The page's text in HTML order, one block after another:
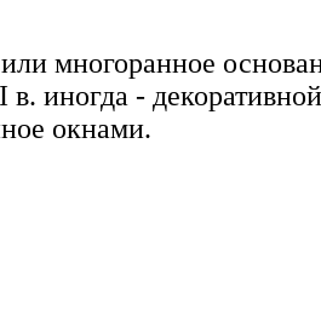
многоранное
в. иногда -
окнами.